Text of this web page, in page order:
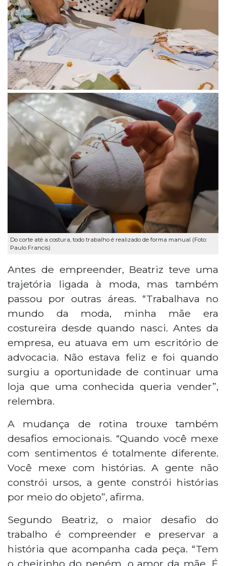
Do corte até a costura, todo trabalho é realizado de forma manual (Foto:
Paulo Francis)
Antes de empreender, Beatriz teve uma
trajetória ligada à moda, mas também
passou por outras áreas. “Trabalhava no
mundo da moda, minha mãe era
costureira desde quando nasci. Antes da
empresa, eu atuava em um escritório de
advocacia. Não estava feliz e foi quando
surgiu a oportunidade de continuar uma
loja que uma conhecida queria vender”,
relembra.
A mudança de rotina trouxe também
desafios emocionais. “Quando você mexe
com sentimentos é totalmente diferente.
Você mexe com histórias. A gente não
constrói ursos, a gente constrói histórias
por meio do objeto”, afirma.
Segundo Beatriz, o maior desafio do
trabalho é compreender e preservar a
história que acompanha cada peça. “Tem
o cheirinho do neném, o amor da mãe. É